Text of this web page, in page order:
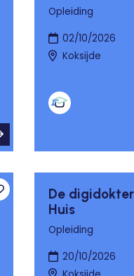
Opleiding
02/10/2026
Koksijde
aan
De
Huis
Opleiding
20/10/2026